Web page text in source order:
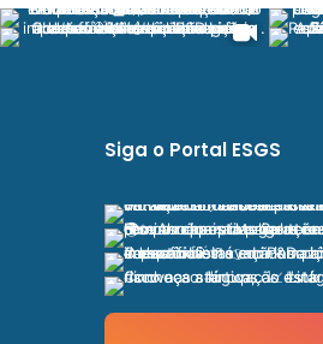
Siga o Portal ESGS